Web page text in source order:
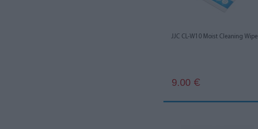
JJC CL-W10 Moist Cleaning Wipe
9.00 €